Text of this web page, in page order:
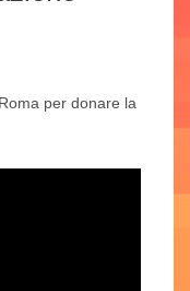
per donare la